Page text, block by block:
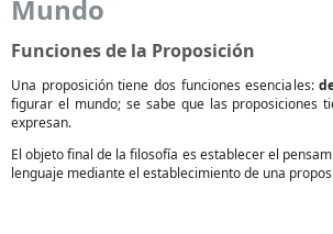
Mundo
Funciones de la Proposición
Una proposición tiene dos funciones esenciales:
figurar el mundo; se sabe que las proposiciones
expresan.
El objeto final de la filosofía es establecer el
lenguaje mediante el establecimiento de una